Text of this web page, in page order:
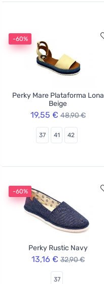
-60%
Perky Mare Plataforma Lona
Beige
19,55 € 48,90 €
37 41 42
-60%
Perky Rustic Navy
13,16 € 32,90 €
37